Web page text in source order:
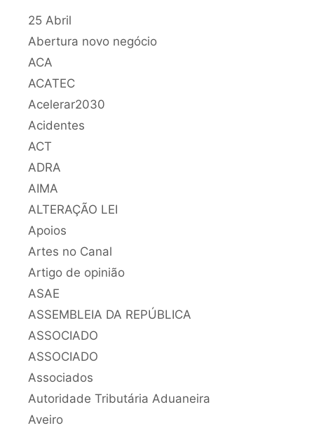
25 Abril
Abertura novo negócio
ACA
ACATEC
Acelerar2030
Acidentes
ACT
ADRA
AIMA
ALTERAÇÃO LEI
Apoios
Artes no Canal
Artigo de opinião
ASAE
ASSEMBLEIA DA REPÚBLICA
ASSOCIADO
ASSOCIADO
Associados
Autoridade Tributária Aduaneira
Aveiro